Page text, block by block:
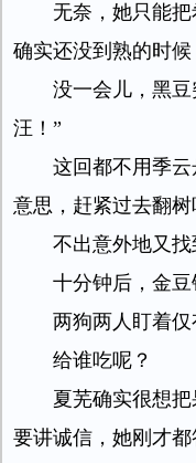
无奈，她只能
确实还没到熟的时候
没一会儿，黑
汪！”
这回都不用季
意思，赶紧过去翻树
不出意外地又找
十分钟后，金豆
两狗两人盯着仅
给谁吃呢？
夏芜确实很想
要讲诚信，她刚才都